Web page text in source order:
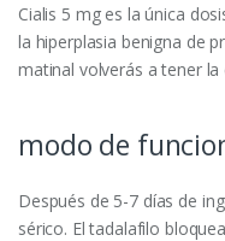
Cialis 5 mg es la única
la hiperplasia benigna de
matinal volverás a tener
modo de
Después de 5-7 días de
sérico. El tadalafilo